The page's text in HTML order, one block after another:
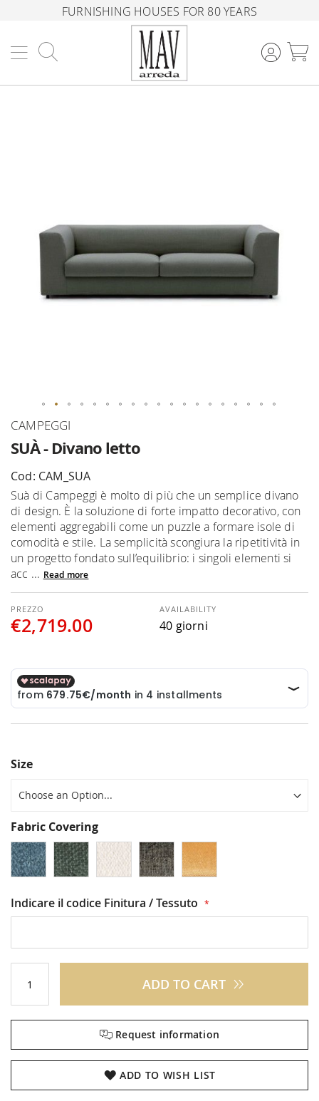
FURNISHING HOUSES FOR 80 YEARS
SUÀ - Divano letto
CAMPEGGI
Cod: CAM_SUA
Suà di Campeggi è molto di più che un semplice divano
di design. È la soluzione di forte impatto decorativo, con
elementi aggregabili come un puzzle a formare isole di
comodità e stile. La semplicità scongiura la ripetitività in
un progetto fondato sull’equilibrio: i singoli elementi si
acc ... Read more
€2,719.00
AVAILABILITY
40 giorni
Size
Fabric Covering
Indicare il codice Finitura / Tessuto
ADD TO CART
Request information
ADD TO WISH LIST
Skip
the
beginning
of
the
images
gallery